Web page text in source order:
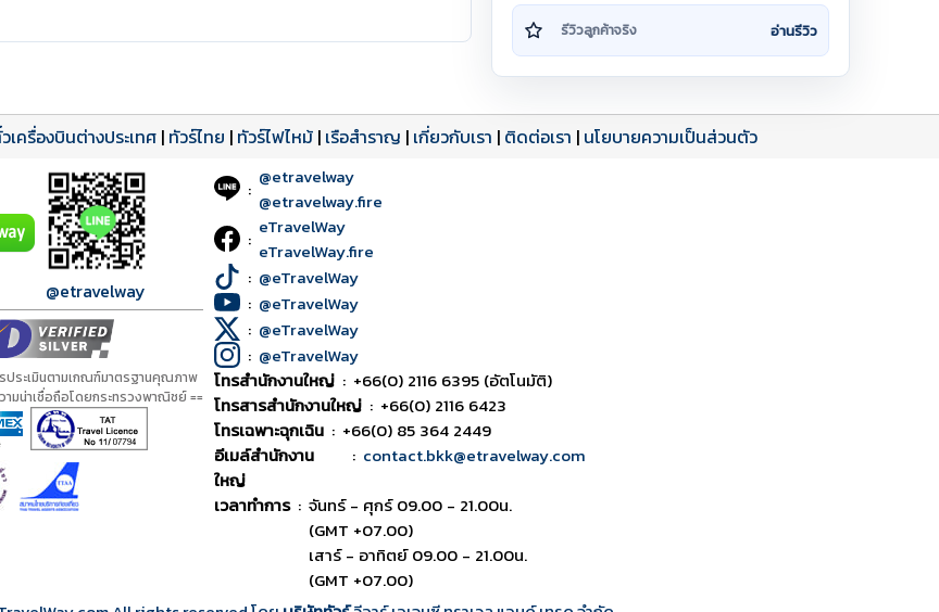
รีวิวลูกค้าจริง อ่านรีวิว
เครื่องบินต่างประเทศ | ทัวร์ไทย | ทัวร์ไฟไหม้ | เรือสำราญ | เกี่ยวกับเรา | ติดต่อเรา | นโยบายความเป็นส่วนตัว
@etravelway
ประเมินตามเกณฑ์มาตรฐานคุณภาพ
มน่าเชื่อถือโดยกระทรวงพาณิชย์ ==
: @etravelway
@etravelway.fire
: eTravelWay
eTravelWay.fire
: @eTravelWay
: @eTravelWay
: @eTravelWay
: @eTravelWay
โทรสำนักงานใหญ่ : +66(0) 2116 6395 (อัตโนมัติ)
โทรสารสำนักงานใหญ่ : +66(0) 2116 6423
โทรเฉพาะฉุกเฉิน : +66(0) 85 364 2449
อีเมล์สำนักงาน
ใหญ่
: contact.bkk@etravelway.com
เวลาทำการ : จันทร์ - ศุกร์ 09.00 - 21.00น.
(GMT +07.00)
เสาร์ - อาทิตย์ 09.00 - 21.00น.
(GMT +07.00)